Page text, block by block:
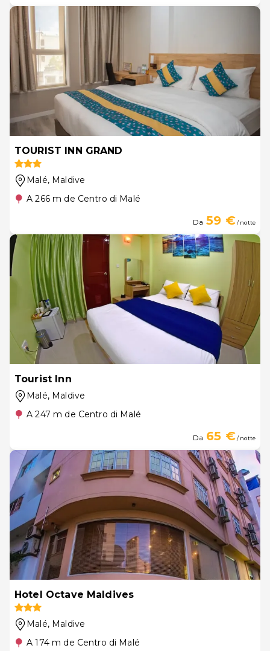
TOURIST INN GRAND
Malé, Maldive
A 266 m de Centro di Malé
Da 59 €/ notte
Tourist Inn
Malé, Maldive
A 247 m de Centro di Malé
Da 65 €/ notte
Hotel Octave Maldives
Malé, Maldive
A 174 m de Centro di Malé